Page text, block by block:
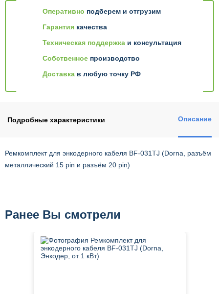
Оперативно подберем и отгрузим
Гарантия качества
Техническая поддержка и консультация
Собственное производство
Доставка в любую точку РФ
Подробные характеристики Описание
Ремкомплект для энкодерного кабеля BF-031TJ (Dorna, разъём
металлический 15 pin и разъём 20 pin)
Ранее Вы смотрели